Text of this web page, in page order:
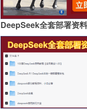
DeepSeek全套部署资